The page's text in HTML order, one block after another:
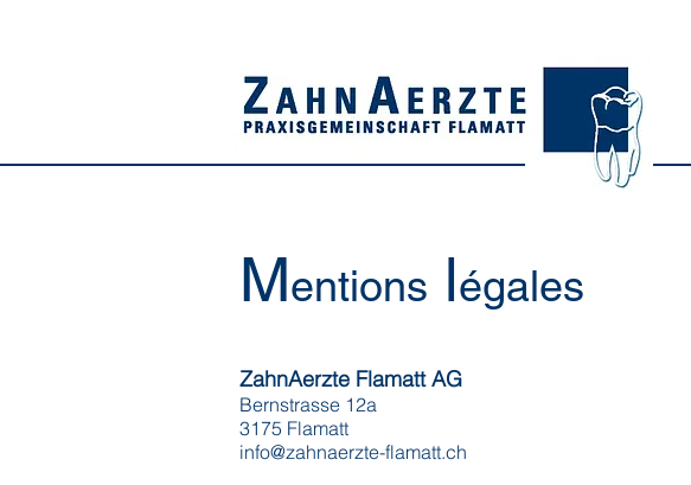
Mentions légales
ZahnAerzte Flamatt AG
Bernstrasse 12a
3175 Flamatt
info@zahnaerzte-flamatt.ch